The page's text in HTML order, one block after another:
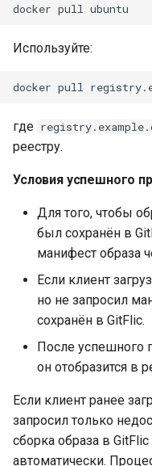
docker pull
Используйте:
docker pull
где
реестру.
Условия успешного
Для того, чтобы
был сохранён в
манифест образа
Если клиент
но не запросил
сохранён в GitFlic.
После успешного
он отобразится в
Если клиент ранее
запросил только
сборка образа в
автоматически.